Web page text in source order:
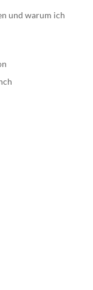
und warum ich